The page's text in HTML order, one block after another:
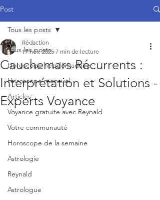
Post
Tous les posts
Horoscope hebdomadaire
Horoscope mensuel
Articles
Voyance gratuite avec Reynald
Votre communauté
Horoscope de la semaine
Astrologie
Reynald
Astrologue
Tous les posts
Cauchemars Récurrents :
Interprétation et Solutions -
Experts Voyance
Rédaction
17 nov. 2025 7 min de lecture